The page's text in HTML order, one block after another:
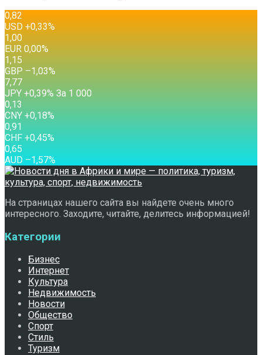
0,82
USD +0,33%
1,00
EUR 0,00%
1,15
GBP –1,03%
7,77
JPY +0,39% За 1 000
0,13
CNY +0,18%
0,91
CHF +0,45%
0,65
AUD –1,57%
На страницах нашего сайта вы найдете очень много
интересного. Заходите, читайте, делитесь информацией!
Категории
Бизнес
Интернет
Культура
Недвижимость
Новости
Общество
Спорт
Стиль
Туризм